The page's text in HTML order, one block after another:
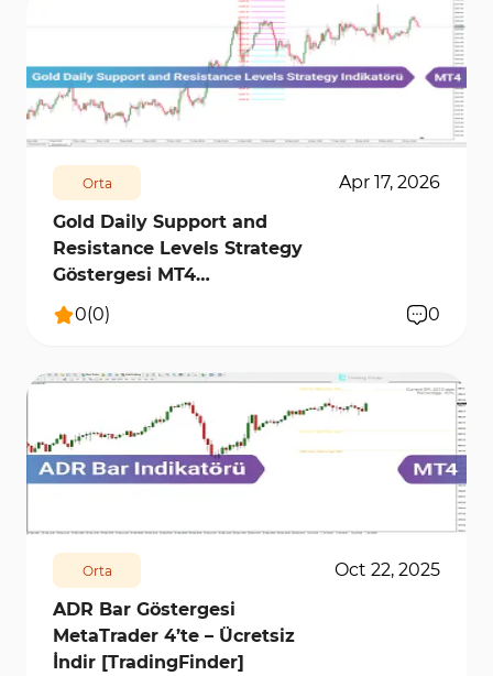
161 3158 0
Orta
Apr 17, 2026
Gold Daily Support and
Resistance Levels Strategy
Göstergesi MT4
[TradingFinder]
0(0) 0
Orta
Oct 22, 2025
ADR Bar Göstergesi
MetaTrader 4’te – Ücretsiz
İndir [TradingFinder]